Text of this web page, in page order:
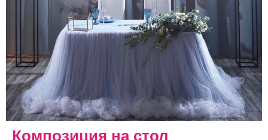
Композиция на стол